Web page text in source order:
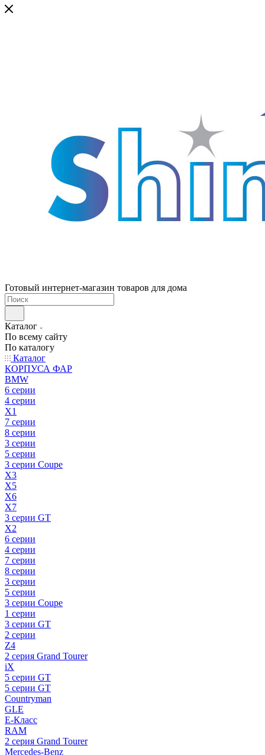
Готовый интернет-магазин товаров для дома
Каталог
По всему сайту
По каталогу
Каталог
КОРПУСА ФАР
BMW
6 серии
4 серии
X1
7 серии
8 серии
3 серии
5 серии
3 серии Coupe
X3
X5
X6
X7
3 серии GT
X2
6 серии
4 серии
7 серии
8 серии
3 серии
5 серии
3 серии Coupe
1 серии
3 серии GT
2 серии
Z4
2 серия Grand Tourer
iX
5 серии GT
5 серии GT
Countryman
GLE
E-Класс
RAM
2 серия Grand Tourer
Mercedes-Benz